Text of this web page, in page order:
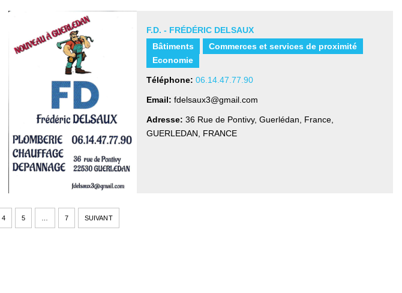
F.D. - FRÉDÉRIC DELSAUX
Bâtiments
Commerces et services de proximité
Economie
Téléphone: 06.14.47.77.90
Email: fdelsaux3@gmail.com
Adresse: 36 Rue de Pontivy, Guerlédan, France,
GUERLEDAN, FRANCE
4 5 7 SUIVANT